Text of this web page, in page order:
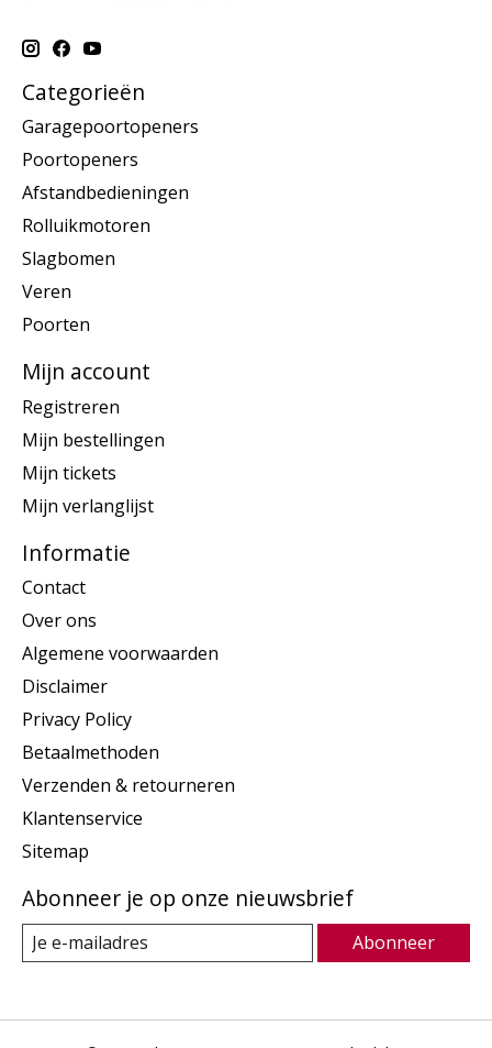
Categorieën
Garagepoortopeners
Poortopeners
Afstandbedieningen
Rolluikmotoren
Slagbomen
Veren
Poorten
Mijn account
Registreren
Mijn bestellingen
Mijn tickets
Mijn verlanglijst
Informatie
Contact
Over ons
Algemene voorwaarden
Disclaimer
Privacy Policy
Betaalmethoden
Verzenden & retourneren
Klantenservice
Sitemap
Abonneer je op onze nieuwsbrief
Abonneer